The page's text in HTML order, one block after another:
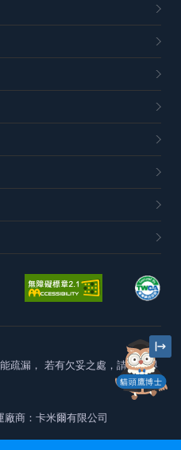
貓頭鷹博士
疏漏， 若有欠妥之處，請隨時與
廠商：卡米爾有限公司